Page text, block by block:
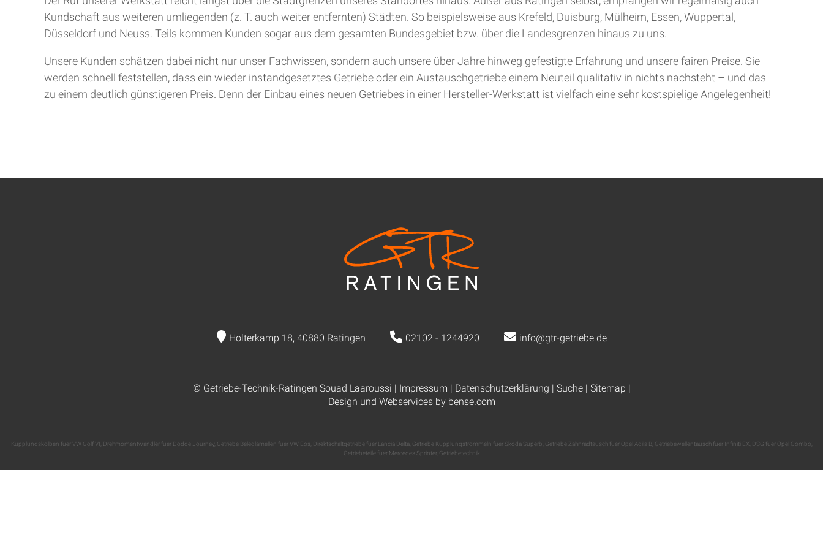
Kundschaft aus weiteren umliegenden (z. T. auch weiter entfernten) Städten. So beispielsweise aus Krefeld, Duisburg, Mülheim, Essen, Wuppertal,
Düsseldorf und Neuss. Teils kommen Kunden sogar aus dem gesamten Bundesgebiet bzw. über die Landesgrenzen hinaus zu uns.
Unsere Kunden schätzen dabei nicht nur unser Fachwissen, sondern auch unsere über Jahre hinweg gefestigte Erfahrung und unsere fairen Preise. Sie
werden schnell feststellen, dass ein wieder instandgesetztes Getriebe oder ein Austauschgetriebe einem Neuteil qualitativ in nichts nachsteht – und das
zu einem deutlich günstigeren Preis. Denn der Einbau eines neuen Getriebes in einer Hersteller-Werkstatt ist vielfach eine sehr kostspielige Angelegenheit!
Holterkamp 18, 40880 Ratingen 02102 - 1244920 info@gtr-getriebe.de
© Getriebe-Technik-Ratingen Souad Laaroussi | Impressum | Datenschutzerklärung | Suche| Sitemap |
Design und Webservices by bense.com
Kupplungskolben fuer VW Golf VI Drehmomentwandler fuer Dodge Journey, Getriebe Beleglamellen fuer VW Eos Direktschaltgetriebe fuer Lancia Delta, Getriebe Kupplungstrommeln fuer Skoda Superb Getriebe Zahnradtausch fuer Opel Agila B Getriebewellentausch fuer Infiniti EX DSG fuer Opel Combo
Getriebeteile fuer Mercedes Sprinter, Getriebetechnik